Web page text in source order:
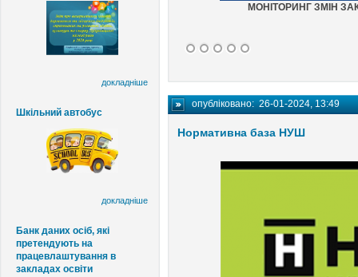
докладніше
Шкільний автобус
докладніше
Банк даних осіб, які
претендують на
працевлаштування в
закладах освіти
МОНІТОРИНГ ЗМІН
опубліковано:26-01-2024, 13:49
Нормативна база НУШ